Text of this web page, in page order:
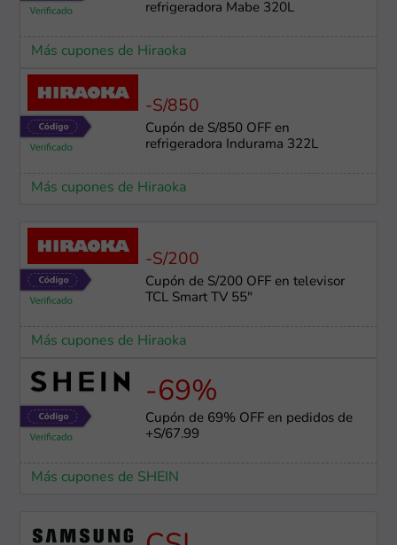
refrigeradora Mabe 320L
Más cupones de Hiraoka
-S/850
Cupón de S/850 OFF en
refrigeradora Indurama 322L
Más cupones de Hiraoka
-S/200
Cupón de S/200 OFF en televisor
TCL Smart TV 55"
Más cupones de Hiraoka
-69%
Cupón de 69% OFF en pedidos de
+S/67.99
Más cupones de SHEIN